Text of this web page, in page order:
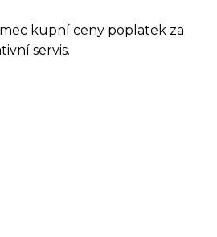
kupní ceny poplatek za
servis.